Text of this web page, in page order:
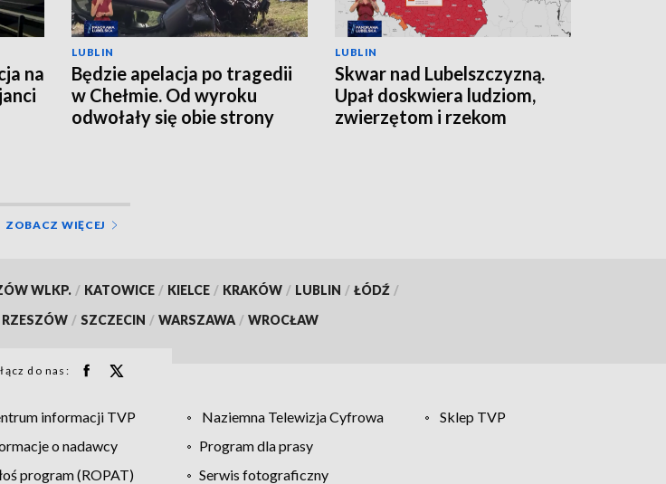
na
LUBLIN
Będzie apelacja po tragedii
w Chełmie. Od wyroku
odwołały się obie strony
LUBLIN
Skwar nad Lubelszczyzną.
Upał doskwiera ludziom,
zwierzętom i rzekom
ZOBACZ WIĘCEJ
WLKP. / KATOWICE / KIELCE / KRAKÓW / LUBLIN / ŁÓDŹ /
RZESZÓW / SZCZECIN / WARSZAWA / WROCŁAW
do nas:
informacji TVP Naziemna Telewizja Cyfrowa
Sklep TVP
o nadawcy
Program dla prasy
program (ROPAT)
Serwis fotograficzny